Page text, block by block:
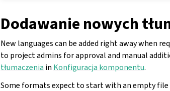
Dodawanie nowych
New languages can be added right away when
to project admins for approval and manual
tłumaczenia in Konfiguracja komponentu.
Some formats expect to start with an empty